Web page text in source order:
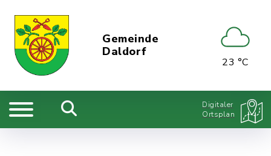
Gemeinde
Daldorf
23 °C
Digitaler
Ortsplan